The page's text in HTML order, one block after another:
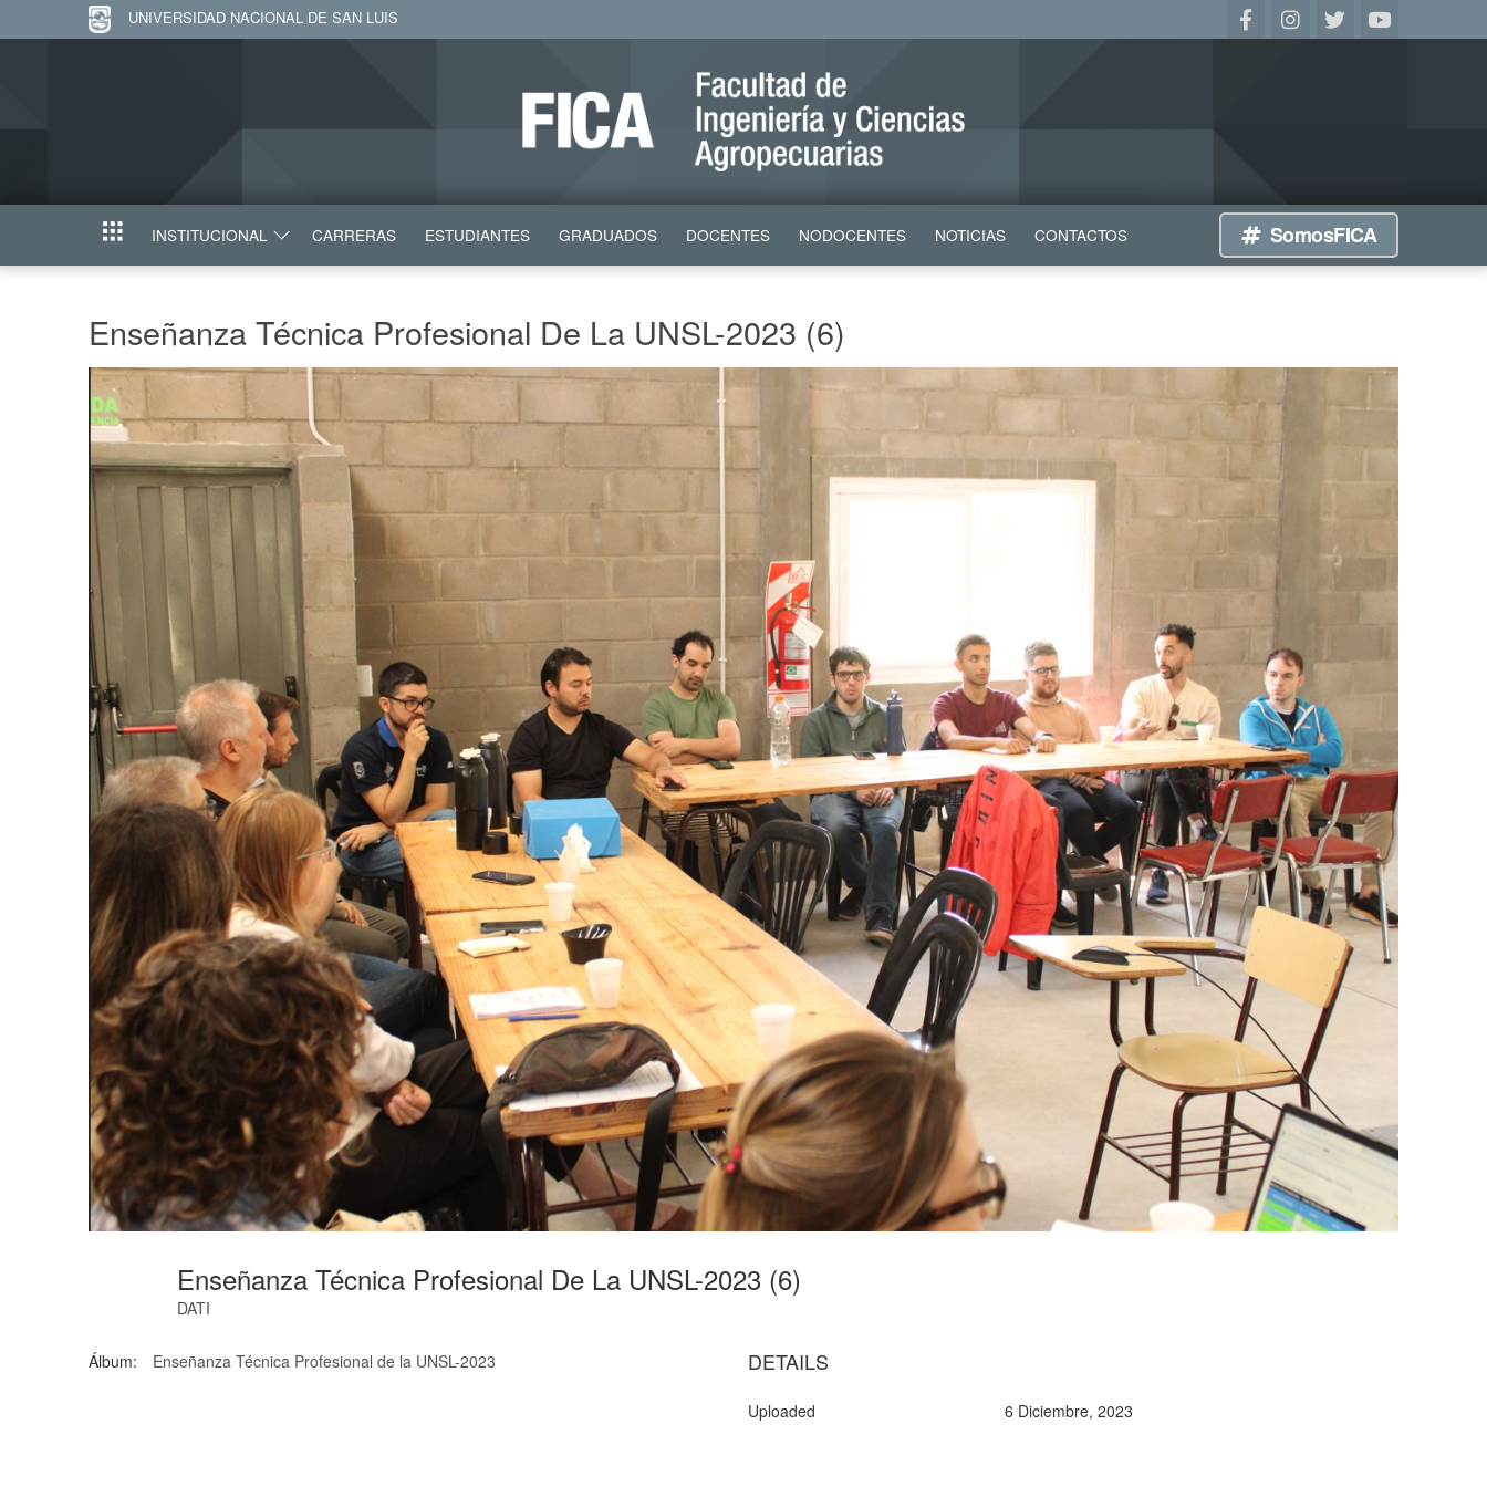
UNIVERSIDAD NACIONAL DE SAN LUIS
INICIO INSTITUCIONAL CARRERAS ESTUDIANTES GRADUADOS DOCENTES NODOCENTES NOTICIAS CONTACTOS SomosFICA
Enseñanza Técnica Profesional De La UNSL-2023 (6)
Enseñanza Técnica Profesional De La UNSL-2023 (6)
DATI
Álbum: Enseñanza Técnica Profesional de la UNSL-2023 DETAILS
Uploaded 6 Diciembre, 2023